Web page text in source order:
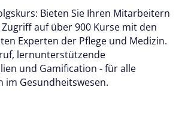
Bieten Sie Ihren Mitarbeitern
der Pflege und Medizin.
lernunterstützende
und Gamification - für alle
Berufsgruppen im Gesundheitswesen.